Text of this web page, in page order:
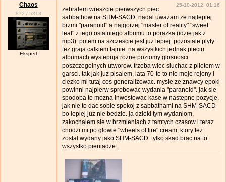
Chaos
872 / 5818
Ekspert
25-10-2012, 01:16
zebralem wreszcie pierwszych piec
sabbathow na SHM-SACD. nadal uwazam ze najlepiej
brzmi "paranoid" a najgorzej "master of reality"."sweet
leaf" z tego ostatniego albumu to porazka (idzie jak z
mp3). potem na szczescie jest juz lepiej. pozostale plyty
tez graja calkiem fajnie. na wszystkich jednak pieciu
albumach wystepuja rozne poziomy glosnosci
poszczegolnych utworow. trzeba wiec sluchac z pilotem w
garsci. tak jak juz pisalem, lata 70-te to nie moje rejony i
ciezko mi tutaj cos generalizowac. mysle ze znawcy epoki
powinni najpierw sprobowac wydania "paranoid". jak sie
spodoba to mozna inwestowac kase w nastepne pozycje.
jak nie to dac sobie spokoj z sabbathami na SHM-SACD
bo lepiej juz nie bedzie. ja dzieki tym wydaniom,
zakochalem sie w brzmieniach z tamtych czasow i teraz
chodzi mi po glowie "wheels of fire" cream, ktory tez
zostal wydany jako SHM-SACD. tylko skad brac na to
wszystko pieniadze...